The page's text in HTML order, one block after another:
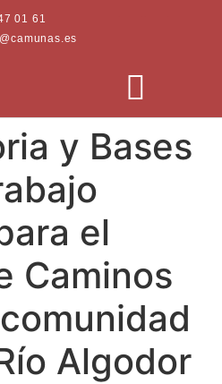
01 61
y Bases
el
Caminos
Algodor